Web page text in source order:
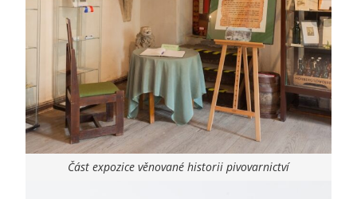
Část expozice věnované historii pivovarnictví